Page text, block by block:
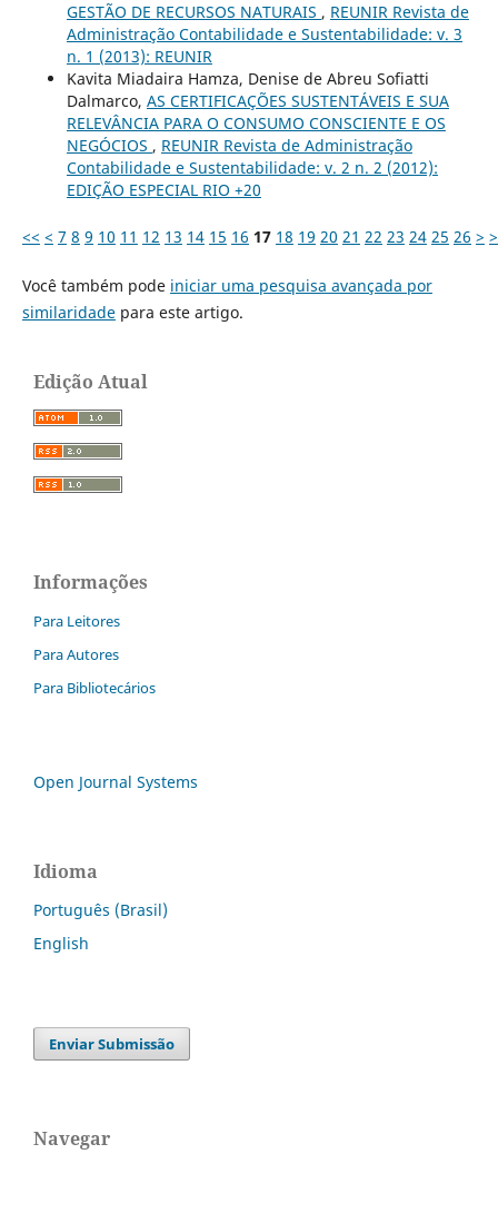
GESTÃO DE RECURSOS NATURAIS , REUNIR Revista de
Administração Contabilidade e Sustentabilidade: v. 3
n. 1 (2013): REUNIR
Kavita Miadaira Hamza, Denise de Abreu Sofiatti
Dalmarco, AS CERTIFICAÇÕES SUSTENTÁVEIS E SUA
RELEVÂNCIA PARA O CONSUMO CONSCIENTE E OS
NEGÓCIOS , REUNIR Revista de Administração
Contabilidade e Sustentabilidade: v. 2 n. 2 (2012):
EDIÇÃO ESPECIAL RIO +20
<< < 7 8 9 10 11 12 13 14 15 16 17 18 19 20 21 22 23 24 25 26 >
Você também pode iniciar uma pesquisa avançada por
similaridadepara este artigo.
Edição Atual
Informações
Para Leitores
Para Autores
Para Bibliotecários
Open Journal Systems
Idioma
Português (Brasil)
English
Enviar Submissão
Navegar